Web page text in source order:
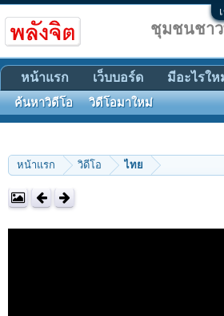
หน้าแรก วิดีโอ ไทย
ชุมชนชา
หน้าแรก เว็บบอร์ด มีอะไรให
ค้นหาวิดีโอ วิดีโอมาใหม่